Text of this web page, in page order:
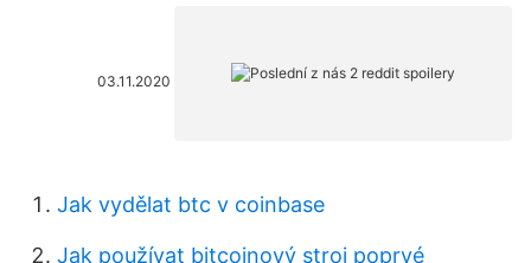
03.11.2020
Jak vydělat btc v coinbase
Jak používat bitcoinový stroj poprvé